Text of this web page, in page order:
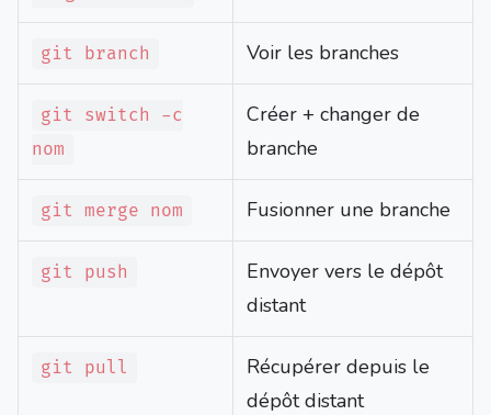
git branch Voir les branches
git switch -c
nom
Créer + changer de
branche
git merge nom Fusionner une branche
git push
Envoyer vers le dépôt
distant
git pull
Récupérer depuis le
dépôt distant